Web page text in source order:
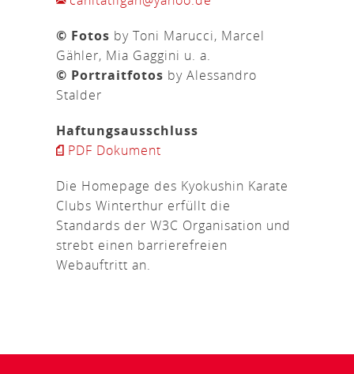
© Fotos by Toni Marucci, Marcel
Gähler, Mia Gaggini u. a.
© Portraitfotos by Alessandro
Stalder
Haftungsausschluss
PDF Dokument
Die Homepage des Kyokushin Karate
Clubs Winterthur erfüllt die
Standards der W3C Organisation und
strebt einen barrierefreien
Webauftritt an.